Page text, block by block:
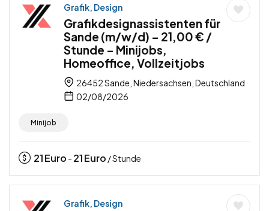
Grafik, Design
Grafikdesignassistenten für
Sande (m/w/d) – 21,00 € /
Stunde – Minijobs,
Homeoffice, Vollzeitjobs
26452 Sande, Niedersachsen, Deutschland
02/08/2026
Minijob
21Euro - 21Euro / Stunde
Grafik, Design